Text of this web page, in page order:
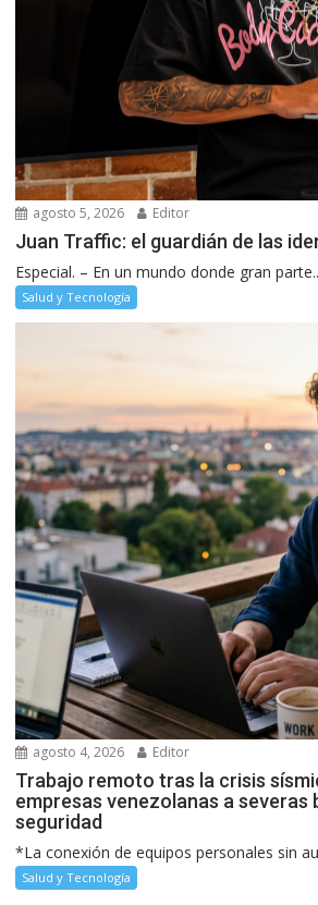
agosto 5, 2026 Editor
Juan Traffic: el guardián de las
Especial. – En un mundo donde gran
Salud y Tecnología
agosto 4, 2026 Editor
Trabajo remoto tras la crisis
empresas venezolanas a severas
seguridad
*La conexión de equipos personales sin
Salud y Tecnología